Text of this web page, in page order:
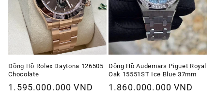
Đồng Hồ Rolex Daytona 126505
Chocolate
Giá
1.595.000.000 VND
Đồng Hồ Audemars Piguet Royal
Oak 15551ST Ice Blue 37mm
Giá
1.860.000.000 VND